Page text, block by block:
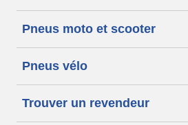
Pneus moto et scooter
Pneus vélo
Trouver un revendeur